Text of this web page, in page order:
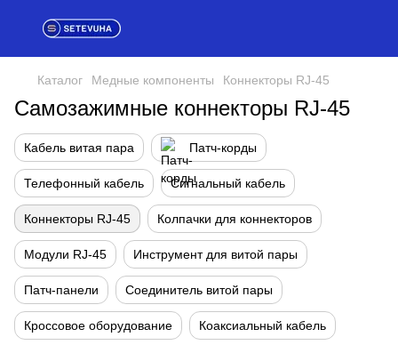
Каталог Медные компоненты Коннекторы RJ-45
Самозажимные коннекторы RJ-45
Кабель витая пара Патч-корды
Телефонный кабель Сигнальный кабель
Коннекторы RJ-45 Колпачки для коннекторов
Модули RJ-45 Инструмент для витой пары
Патч-панели Соединитель витой пары
Кроссовое оборудование Коаксиальный кабель